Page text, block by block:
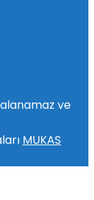
ve
MUKAS